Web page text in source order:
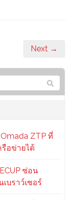
Next →
ZTP ที่
รือข่ายได้
ซ่อน
บราว์เซอร์